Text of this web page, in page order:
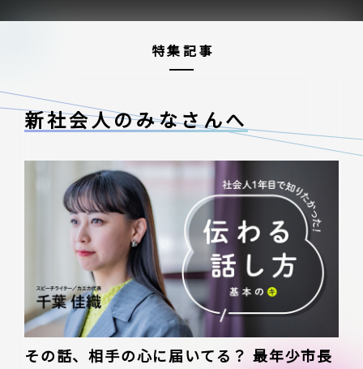
特集記事
新社会人のみなさんへ
その話、相手の心に届いてる？ 最年少市長